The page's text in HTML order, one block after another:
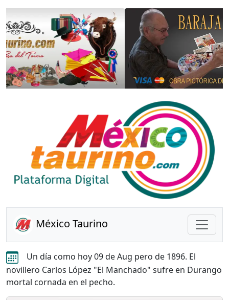
Anterior
México Taurino
Un día como hoy 09 de Aug pero de 1896. El
novillero Carlos López "El Manchado" sufre en Durango
mortal cornada en el pecho.